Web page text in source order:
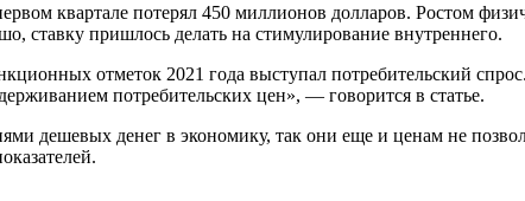
квартале потерял 450 миллионов долларов. Ростом
ставку пришлось делать на стимулирование внутреннего.
отметок 2021 года выступал потребительский
потребительских цен», — говорится в статье.
дешевых денег в экономику, так они еще и ценам не